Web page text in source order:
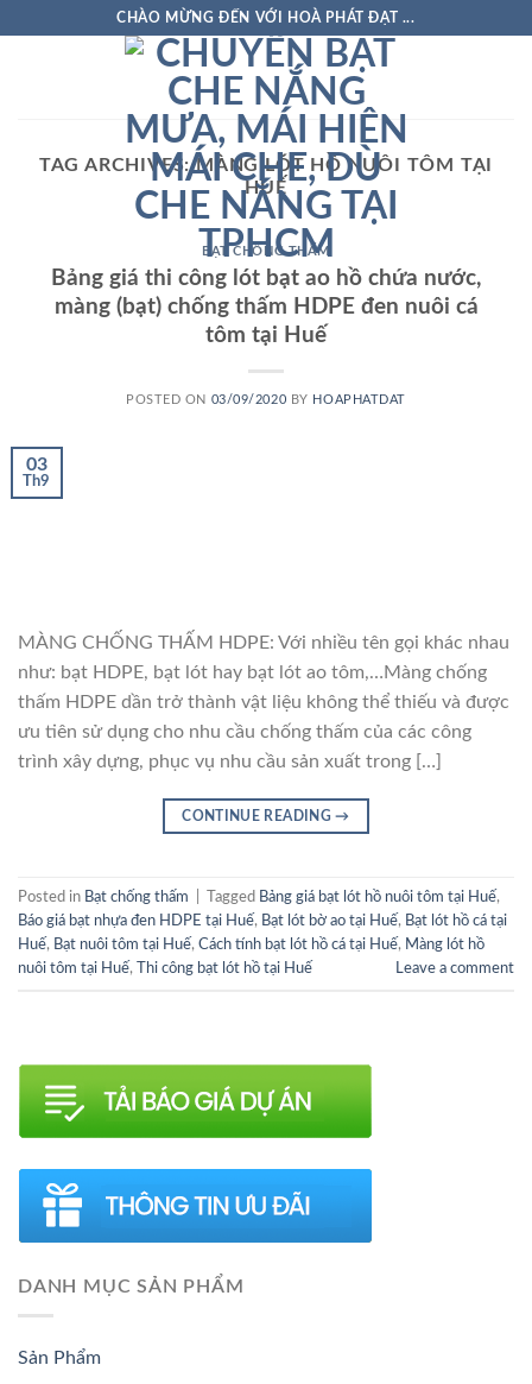
CHÀO MỪNG ĐẾN VỚI HOÀ PHÁT ĐẠT ...
TAG ARCHIVES:MÀNG LÓT HỒ NUÔI TÔM TẠI
HUẾ
BẠT CHỐNG THẤM
Bảng giá thi công lót bạt ao hồ chứa nước,
màng (bạt) chống thấm HDPE đen nuôi cá
tôm tại Huế
POSTED ON 03/09/2020 BY HOAPHATDAT
03
Th9
MÀNG CHỐNG THẤM HDPE: Với nhiều tên gọi khác nhau
như: bạt HDPE, bạt lót hay bạt lót ao tôm,…Màng chống
thấm HDPE dần trở thành vật liệu không thể thiếu và được
ưu tiên sử dụng cho nhu cầu chống thấm của các công
trình xây dựng, phục vụ nhu cầu sản xuất trong […]
CONTINUE READING→
Posted in Bạt chống thấm Tagged Bảng giá bạt lót hồ nuôi tôm tại Huế,
Báo giá bạt nhựa đen HDPE tại Huế, Bạt lót bờ ao tại Huế, Bạt lót hồ cá tại
Huế, Bạt nuôi tôm tại Huế, Cách tính bạt lót hồ cá tại Huế, Màng lót hồ
nuôi tôm tại Huế, Thi công bạt lót hồ tại Huế Leave a comment
DANH MỤC SẢN PHẨM
Sản Phẩm